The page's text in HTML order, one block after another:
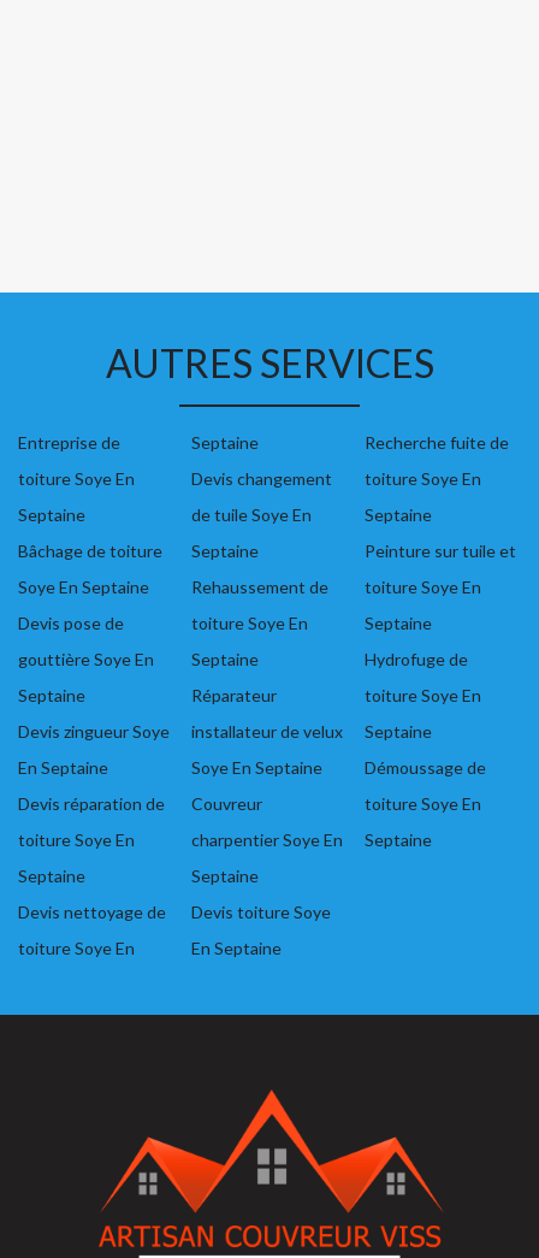
AUTRES SERVICES
Entreprise de
toiture Soye En
Septaine
Bâchage de toiture
Soye En Septaine
Devis pose de
gouttière Soye En
Septaine
Devis zingueur Soye
En Septaine
Devis réparation de
toiture Soye En
Septaine
Devis nettoyage de
toiture Soye En
Septaine
Devis changement
de tuile Soye En
Septaine
Rehaussement de
toiture Soye En
Septaine
Réparateur
installateur de velux
Soye En Septaine
Couvreur
charpentier Soye En
Septaine
Devis toiture Soye
En Septaine
Recherche fuite de
toiture Soye En
Septaine
Peinture sur tuile et
toiture Soye En
Septaine
Hydrofuge de
toiture Soye En
Septaine
Démoussage de
toiture Soye En
Septaine